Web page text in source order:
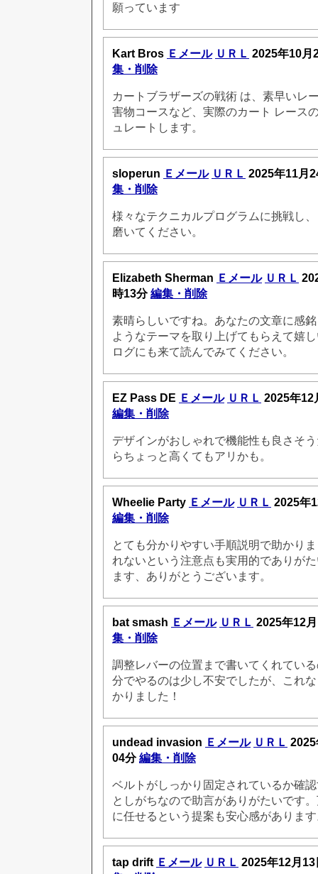
願っています
Kart Bros Ｅメール ＵＲＬ 2025年10月
集・削除
カートブラザーズの戦術 は、素早いレ
害物コースなど、実際のカート レース
ュレートします。
sloperun Ｅメール ＵＲＬ 2025年11月
集・削除
様々なテクニカルプログラムに挑戦し
磨いてください。
Elizabeth Sherman Ｅメール ＵＲＬ
時13分編集・削除
素晴らしいですね。あなたの文章に感
ようなテーマを取り上げてもらえて嬉
ログにも来て読んでみてください。
EZ Pass DE Ｅメール ＵＲＬ 2025年12
編集・削除
デザインがおしゃれで機能性も良さそ
らちょっと高くてもアリかも。
Wheelie Party Ｅメール ＵＲＬ 2025年
編集・削除
とても分かりやすい手順説明で助かり
れないという注意点も実用的でありが
ます、ありがとうございます。
bat smash Ｅメール ＵＲＬ 2025年12
集・削除
調整レバーの位置まで書いてくれてい
分でやるのは少し不安でしたが、これ
かりました！
undead invasion Ｅメール ＵＲＬ
04分編集・削除
ベルトがしっかり固定されているか確
としがちなので助言がありがたいです
に任せるという提案も安心感がありま
tap drift Ｅメール ＵＲＬ 2025年12月